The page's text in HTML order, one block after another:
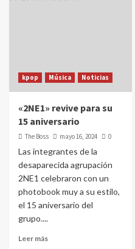
kpop Música Noticias
«2NE1» revive para su
15 aniversario
The Boss mayo 16, 2024 0
Las integrantes de la
desaparecida agrupación
2NE1 celebraron con un
photobook muy a su estilo,
el 15 aniversario del
grupo....
Leer más